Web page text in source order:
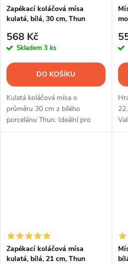
Zapékací koláčová mísa
kulatá, bílá, 30 cm, Thun
568 Kč
Skladem 3 ks
DO KOŠÍKU
Kulatá koláčová mísa o
průměru 30 cm z bílého
porcelánu Thun. Ideální pro
pečení velkých koláčů, quichů,
Zapékací koláčová mísa
kulatá, bílá, 21 cm, Thun